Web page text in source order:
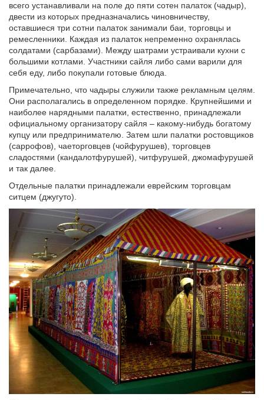
всего устанавливали на поле до пяти сотен палаток (чадыр),
двести из которых предназначались чиновничеству,
оставшиеся три сотни палаток занимали баи, торговцы и
ремесленники. Каждая из палаток непременно охранялась
солдатами (сарбазами). Между шатрами устраивали кухни с
большими котлами. Участники сайля либо сами варили для
себя еду, либо покупали готовые блюда.
Примечательно, что чадыры служили также рекламным целям.
Они располагались в определенном порядке. Крупнейшими и
наиболее нарядными палатки, естественно, принадлежали
официальному организатору сайля – какому-нибудь богатому
купцу или предпринимателю. Затем шли палатки ростовщиков
(саррофов), чаеторговцев (чойфурушев), торговцев
сладостями (кандалотфурушей), читфурушей, джомафурушей
и так далее.
Отдельные палатки принадлежали еврейским торговцам
ситцем (джугуто).